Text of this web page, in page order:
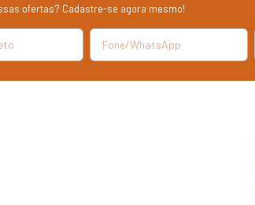
ofertas? Cadastre-se agora mesmo!